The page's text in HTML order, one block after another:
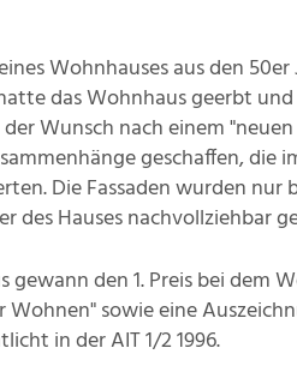
Wohnhauses aus den
das Wohnhaus geerbt
Wunsch nach einem
geschaffen, die
Die Fassaden wurden
des Hauses nachvollziehbar
gewann den 1. Preis bei dem
Wohnen" sowie eine
in der AIT 1/2 1996.